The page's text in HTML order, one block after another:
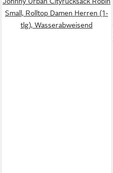
Small, Rolltop Damen Herren (1-
tlg), Wasserabweisend